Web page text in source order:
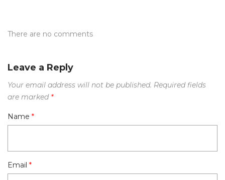
There are no comments
Leave a Reply
Your email address will not be published. Required fields
are marked *
Name *
Email *